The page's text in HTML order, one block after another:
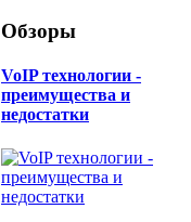
Обзоры
​VoIP технологии -
преимущества и
недостатки